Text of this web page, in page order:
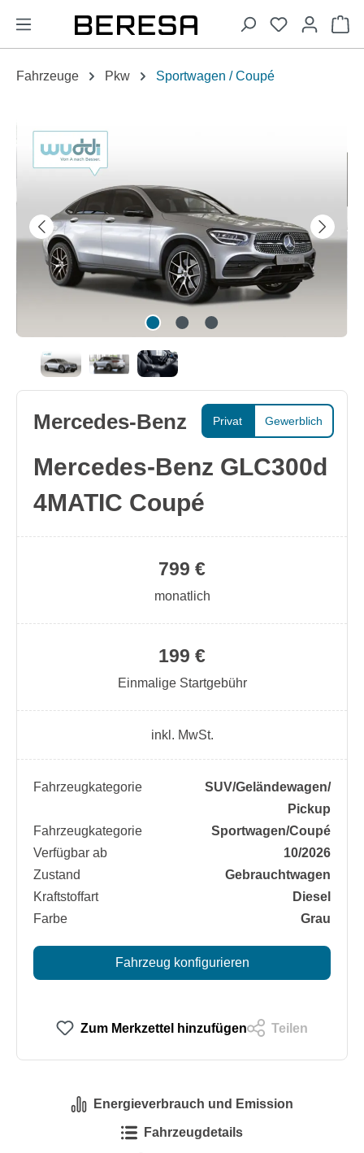
springen
Fahrzeuge Pkw Sportwagen / Coupé
Bildergalerie überspringen
Privat Gewerblich
Mercedes-Benz
Mercedes-Benz GLC300d
4MATIC Coupé
199 €
Einmalige Startgebühr
799 €
monatlich
inkl. MwSt.
Fahrzeugkategorie
SUV/​Geländewagen/​
Pickup
Fahrzeugkategorie
Sportwagen/​Coupé
Verfügbar ab
10/2026
Zustand
Gebrauchtwagen
Kraftstoffart
Diesel
Farbe
Grau
Fahrzeug konfigurieren
Zum Merkzettel hinzufügen Teilen
Energieverbrauch und Emission
Fahrzeugdetails